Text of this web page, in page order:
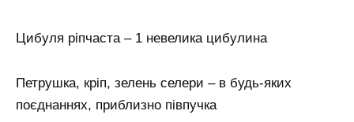
Цибуля ріпчаста – 1 невелика цибулина
Петрушка, кріп, зелень селери – в будь-яких
поєднаннях, приблизно півпучка